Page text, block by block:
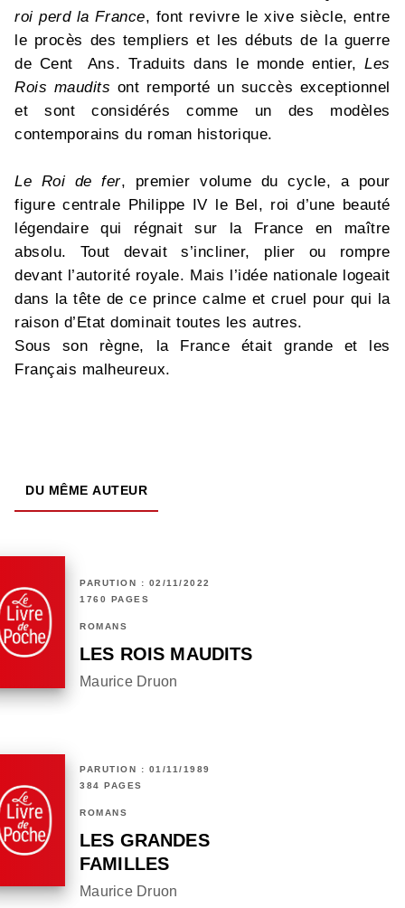
roi perd la France, font revivre le xive siècle, entre
le procès des templiers et les débuts de la guerre
de Cent Ans. Traduits dans le monde entier,Les
Rois maudits ont remporté un succès exceptionnel
et sont considérés comme un des modèles
contemporains du roman historique.
Le Roi de fer, premier volume du cycle, a pour
figure centrale Philippe IV le Bel, roi d’une beauté
légendaire qui régnait sur la France en maître
absolu. Tout devait s’incliner, plier ou rompre
devant l’autorité royale. Mais l’idée nationale logeait
dans la tête de ce prince calme et cruel pour qui la
raison d’Etat dominait toutes les autres.
Sous son règne, la France était grande et les
Français malheureux.
DU MÊME AUTEUR
PARUTION : 02/11/2022
1760 PAGES
ROMANS
LES ROIS MAUDITS
Maurice Druon
PARUTION : 01/11/1989
384 PAGES
ROMANS
LES GRANDES
FAMILLES
Maurice Druon